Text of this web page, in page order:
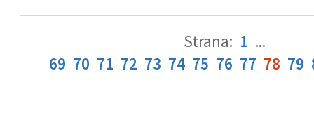
Strana: 1 ...
69 70 71 72 73 74 75 76 77 78 79